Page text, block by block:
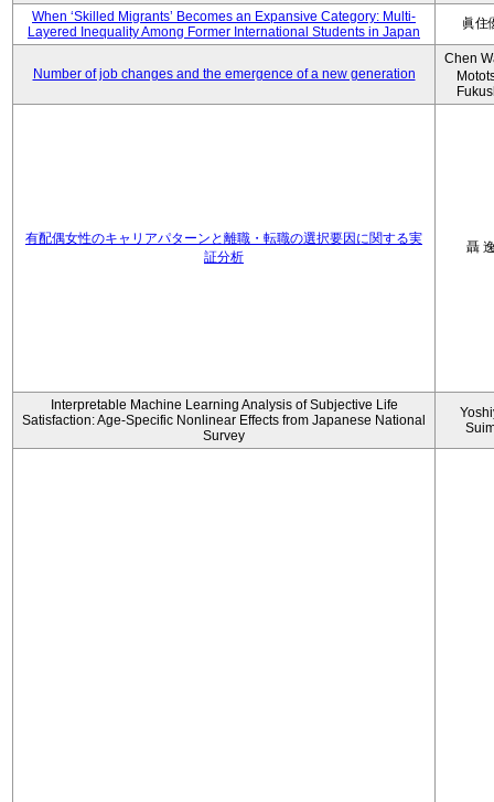
When ‘Skilled Migrants’ Becomes an Expansive Category: Multi-
Layered Inequality Among Former International Students in Japan
眞住
Number of job changes and the emergence of a new generation
Chen
有配偶女性のキャリアパターンと離職・転職の選択要因に関する実
証分析
聶
Interpretable Machine Learning Analysis of Subjective Life
Satisfaction: Age-Specific Nonlinear Effects from Japanese National
Survey